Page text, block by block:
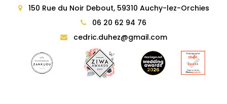
150 Rue du Noir Debout, 59310 Auchy-lez-Orchies
06 20 62 94 76
cedric.duhez@gmail.com